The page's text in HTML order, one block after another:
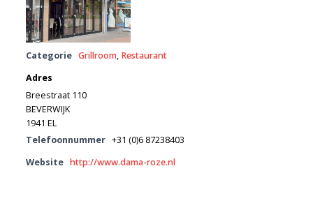
Categorie Grillroom, Restaurant
Adres
Breestraat 110
BEVERWIJK
1941 EL
Telefoonnummer +31 (0)6 87238403
Website http://www.dama-roze.nl